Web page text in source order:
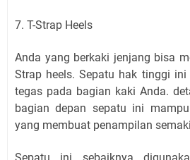
7. T-Strap Heels
Anda yang berkaki jenjang bisa
Strap heels. Sepatu hak tinggi
tegas pada bagian kaki Anda.
bagian depan sepatu ini
yang membuat penampilan
Sepatu ini sebaiknya